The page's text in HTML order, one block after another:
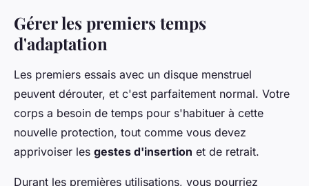
Gérer les premiers temps
d'adaptation
Les premiers essais avec un disque menstruel
peuvent dérouter, et c'est parfaitement normal. Votre
corps a besoin de temps pour s'habituer à cette
nouvelle protection, tout comme vous devez
apprivoiser les gestes d'insertion et de retrait.
Durant les premières utilisations, vous pourriez